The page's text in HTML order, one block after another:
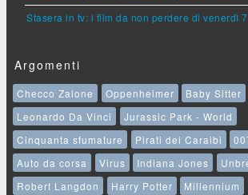
Stasera in tv: i film da non perdere di venerdì
Argomenti
Checco Zalone Oppenheimer Baby Sitter
Leonardo Da Vinci
Jurassic Park - World
Cinquanta sfumature
Pirati dei Caraibi
Auto da corsa
Virus Indiana Jones
Robert Langdon
Harry Potter
Millennium